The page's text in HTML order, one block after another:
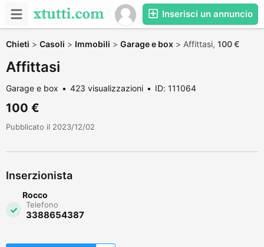
Inserisci un annuncio
Chieti > Casoli > Immobili > Garage e box > Affittasi, 100 €
Affittasi
Garage e box 423 visualizzazioni ID: 111064
100 €
Pubblicato il 2023/12/02
Inserzionista
Rocco
Telefono
3388654387